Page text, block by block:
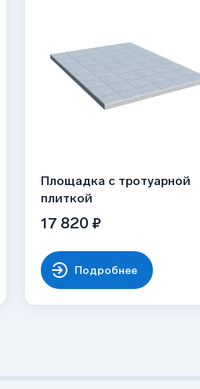
Площадка с тротуарной
плиткой
17 820 ₽
Подробнее